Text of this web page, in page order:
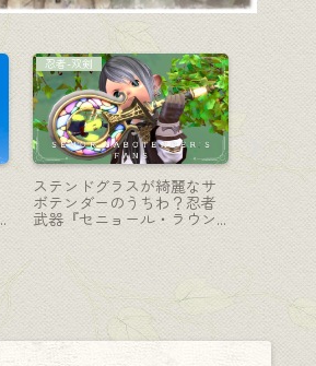
コーディネート
【ミラプリ】全ジョブ着ら
れる「森の探検家」コーデ
ィネート
極ゼレ